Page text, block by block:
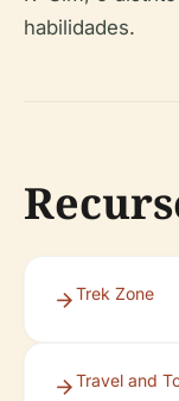
habilidades.
Trek Zone
Travel and